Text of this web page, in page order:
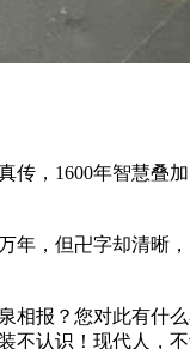
1600年智慧叠加
，但卍字却清晰
报？您对此有什么
认识！现代人，